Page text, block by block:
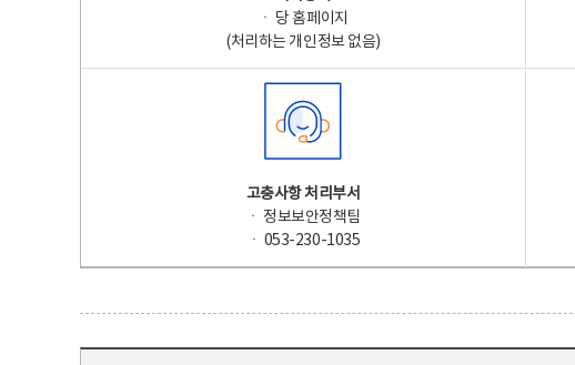
ㆍ 당 홈페이지
(처리하는 개인정보 없음)
고충사항 처리부서
ㆍ 정보보안정책팀
ㆍ 053-230-1035